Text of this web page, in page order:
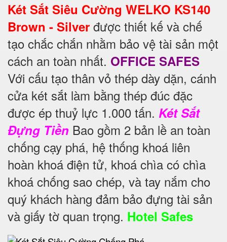
Két Sắt Siêu Cường WELKO KS140
Brown - Silver được thiết kế và chế
tạo chắc chắn nhằm bảo vệ tài sản một
cách an toàn nhất. OFFICE SAFES
Với cấu tạo thân vỏ thép dày dặn, cánh
cửa két sắt làm bằng thép đúc đặc
được ép thuỷ lực 1.000 tấn. Két Sắt
Đựng Tiền Bao gồm 2 bản lề an toàn
chống cạy phá, hệ thống khoá liên
hoàn khoá điện tử, khoá chìa có chìa
khoá chống sao chép, và tay nắm cho
quý khách hàng đảm bảo đựng tài sản
và giấy tờ quan trọng. Hotel Safes